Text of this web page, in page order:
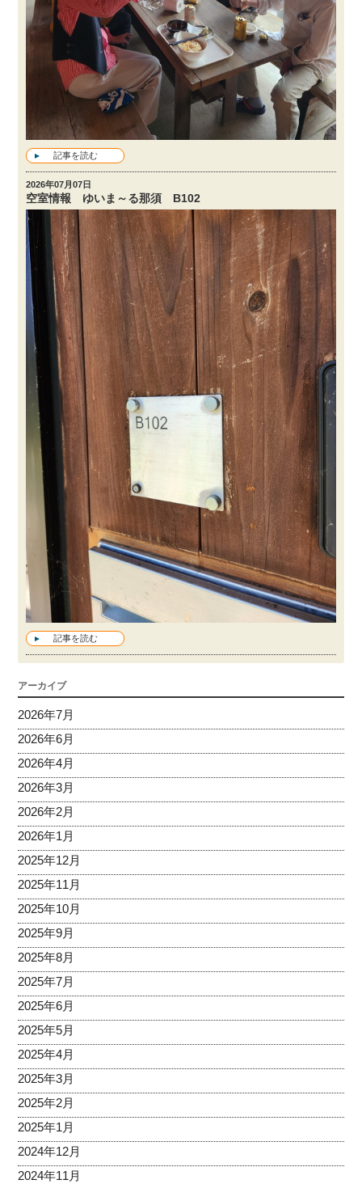
記事を読む
2026年07月07日
空室情報 ゆいま～る那須 B102
記事を読む
アーカイブ
2026年7月
2026年6月
2026年4月
2026年3月
2026年2月
2026年1月
2025年12月
2025年11月
2025年10月
2025年9月
2025年8月
2025年7月
2025年6月
2025年5月
2025年4月
2025年3月
2025年2月
2025年1月
2024年12月
2024年11月